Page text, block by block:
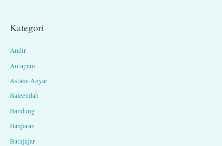
Kategori
Andir
Antapani
Astana Anyar
Baleendah
Bandung
Banjaran
Batujajar